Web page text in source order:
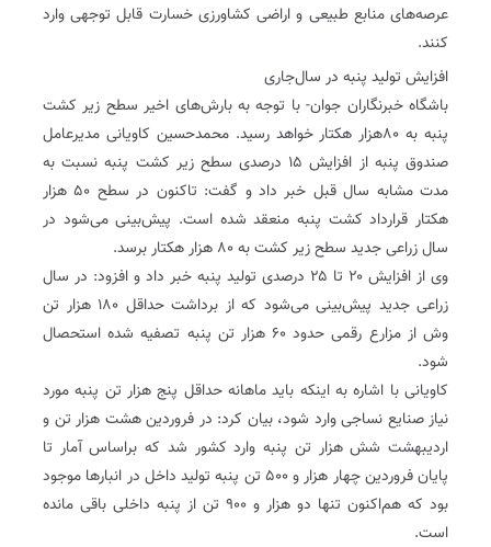
عرصه‌های منابع طبیعی و اراضی کشاورزی خسارت قابل توجهی وارد
کنند.
افزایش تولید پنبه در سال‌جاری
باشگاه خبرنگاران جوان- با توجه به بارش‌های اخیر سطح زیر کشت
پنبه به ۸۰هزار هکتار خواهد رسید‌. محمدحسین کاویانی مدیرعامل
صندوق پنبه از افزایش ۱۵ درصدی سطح زیر کشت پنبه نسبت به
مدت مشابه سال قبل خبر داد و گفت: تاکنون در سطح ۵۰ هزار
هکتار قرارداد کشت پنبه منعقد شده است. پیش‌بینی می‌شود در
سال زراعی جدید سطح زیر کشت به ۸۰ هزار هکتار برسد.
وی از افزایش ۲۰ تا ۲۵ درصدی تولید پنبه خبر داد و افزود: در سال
زراعی جدید پیش‌بینی می‌شود که از برداشت حداقل ۱۸۰ هزار تن
وش از مزارع رقمی حدود ۶۰ هزار تن پنبه تصفیه شده استحصال
شود.
کاویانی با اشاره به اینکه باید ماهانه حداقل پنج هزار تن پنبه مورد
نیاز صنایع نساجی وارد شود، بیان کرد: در فروردین هشت هزار تن و
اردیبهشت شش هزار تن پنبه وارد کشور شد که براساس آمار تا
پایان فروردین چهار هزار و ۵۰۰ تن پنبه تولید داخل در انبار‌ها موجود
بود که هم‌اکنون تنها دو هزار و ۹۰۰ تن از پنبه داخلی باقی مانده
است.